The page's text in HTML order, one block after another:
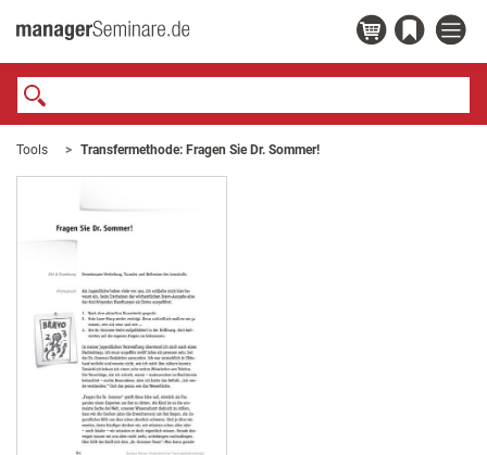
Tools Transfermethode: Fragen Sie Dr. Sommer!